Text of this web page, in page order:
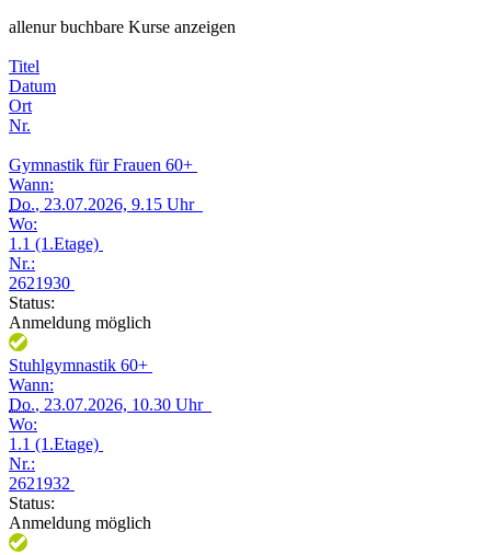
allenur buchbare Kurse anzeigen
Titel
Datum
Ort
Nr.
Gymnastik für Frauen 60+
Wann:
Do., 23.07.2026, 9.15 Uhr
Wo:
1.1 (1.Etage)
Nr.:
2621930
Status:
Anmeldung möglich
Stuhlgymnastik 60+
Wann:
Do., 23.07.2026, 10.30 Uhr
Wo:
1.1 (1.Etage)
Nr.:
2621932
Status:
Anmeldung möglich